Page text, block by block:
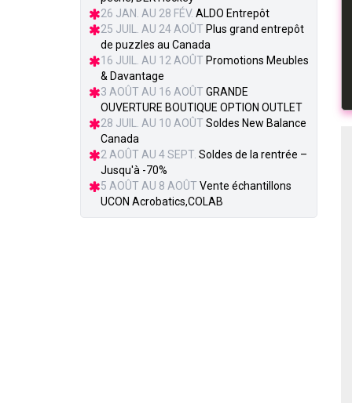
26 JAN. AU 28 FÉV. ALDO Entrepôt
25 JUIL. AU 24 AOÛT Plus grand entrepôt
de puzzles au Canada
16 JUIL. AU 12 AOÛT Promotions Meubles
& Davantage
3 AOÛT AU 16 AOÛT GRANDE
OUVERTURE BOUTIQUE OPTION OUTLET
28 JUIL. AU 10 AOÛT Soldes New Balance
Canada
2 AOÛT AU 4 SEPT. Soldes de la rentrée –
Jusqu'à -70%
5 AOÛT AU 8 AOÛT Vente échantillons
UCON Acrobatics,COLAB